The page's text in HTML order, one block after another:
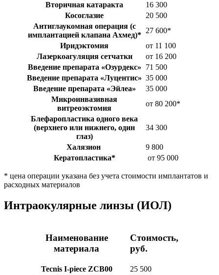
Вторичная катаракта
16 300
Косоглазие
20 500
Антиглаукомная операция (с
имплантацией клапана Ахмед)*
27 600*
Иридэктомия
от 11 100
Лазеркоагуляция сетчатки
от 16 200
Введение препарата «Озурдекс»
71 500
Введение препарата «Луцентис» 35 000
Введение препарата «Эйлеа»
35 000
Микроинвазивная
витреоэктомия
от 80 200*
Блефаропластика одного века
(верхнего или нижнего, один
глаз)
34 300
Халязион
9 800
Кератопластика*
от 95 000
* цена операции указана без учета стоимости имплантатов и
расходных материалов
Интраокулярные линзы (ИОЛ)
Наименование
материала
Стоимость,
руб.
Tecnis I-piece ZCB00
25 500